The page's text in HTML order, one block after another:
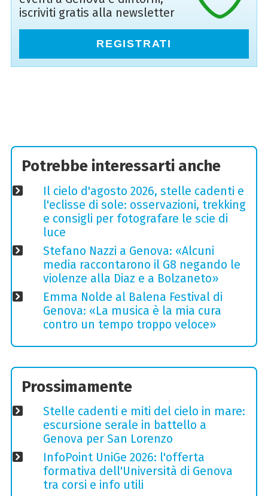
iscriviti gratis alla newsletter
REGISTRATI
Potrebbe interessarti anche
Il cielo d'agosto 2026, stelle cadenti e
l'eclisse di sole: osservazioni, trekking
e consigli per fotografare le scie di
luce
Stefano Nazzi a Genova: «Alcuni
media raccontarono il G8 negando le
violenze alla Diaz e a Bolzaneto»
Emma Nolde al Balena Festival di
Genova: «La musica è la mia cura
contro un tempo troppo veloce»
Prossimamente
Stelle cadenti e miti del cielo in mare:
escursione serale in battello a
Genova per San Lorenzo
InfoPoint UniGe 2026: l'offerta
formativa dell'Università di Genova
tra corsi e info utili